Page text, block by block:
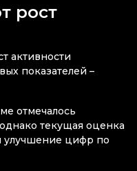
рост
активности
показателей –
отмечалось
текущая оценка
улучшение цифр по